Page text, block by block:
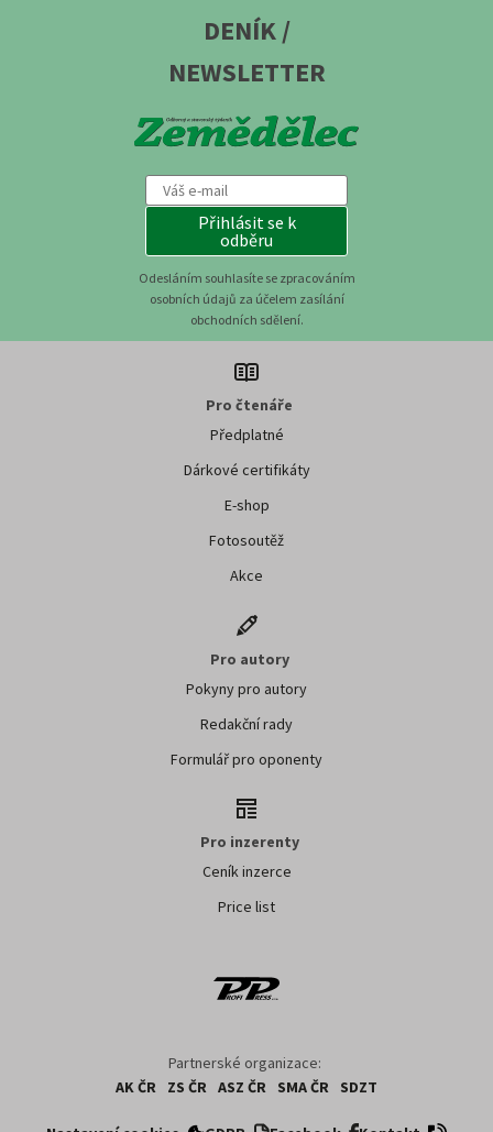
DENÍK /
NEWSLETTER
Přihlásit se k
odběru
Odesláním souhlasíte se zpracováním
osobních údajů za účelem zasílání
obchodních sdělení.
Pro čtenáře
Předplatné
Dárkové certifikáty
E-shop
Fotosoutěž
Akce
Pro autory
Pokyny pro autory
Redakční rady
Formulář pro oponenty
Pro inzerenty
Ceník inzerce
Price list
Partnerské organizace:
AK ČR
ZS ČR ASZ ČR SMA ČR SDZT